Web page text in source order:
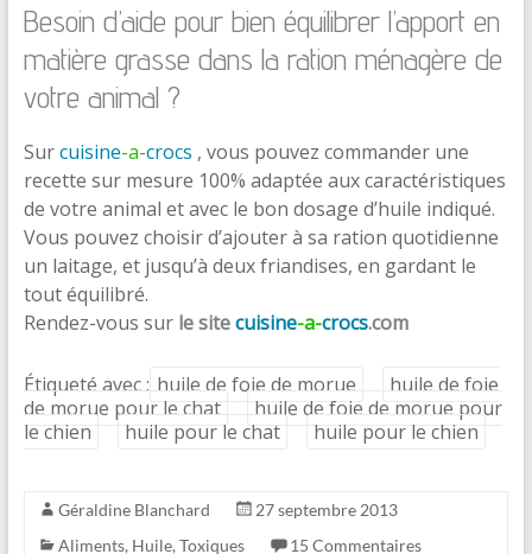
Besoin d’aide pour bien équilibrer l’apport en
matière grasse dans la ration ménagère de
votre animal ?
Surcuisine-a-crocs , vous pouvez commander une
recette sur mesure 100% adaptée aux caractéristiques
de votre animal et avec le bon dosage d’huile indiqué.
Vous pouvez choisir d’ajouter à sa ration quotidienne
un laitage, et jusqu’à deux friandises, en gardant le
tout équilibré.
Rendez-vous sur le sitecuisine-a-crocs.com
Étiqueté avec : huile de foie de morue
huile de foie
de morue pour le chat
huile de foie de morue pour
le chien
huile pour le chat huile pour le chien
Géraldine Blanchard
27 septembre 2013
Aliments, Huile, Toxiques 15 Commentaires